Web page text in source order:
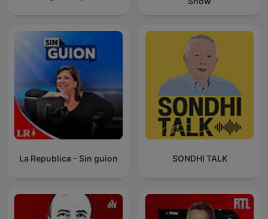
La Republica - Sin guion SONDHI TALK